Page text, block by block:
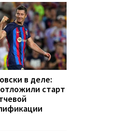
в деле:
старт